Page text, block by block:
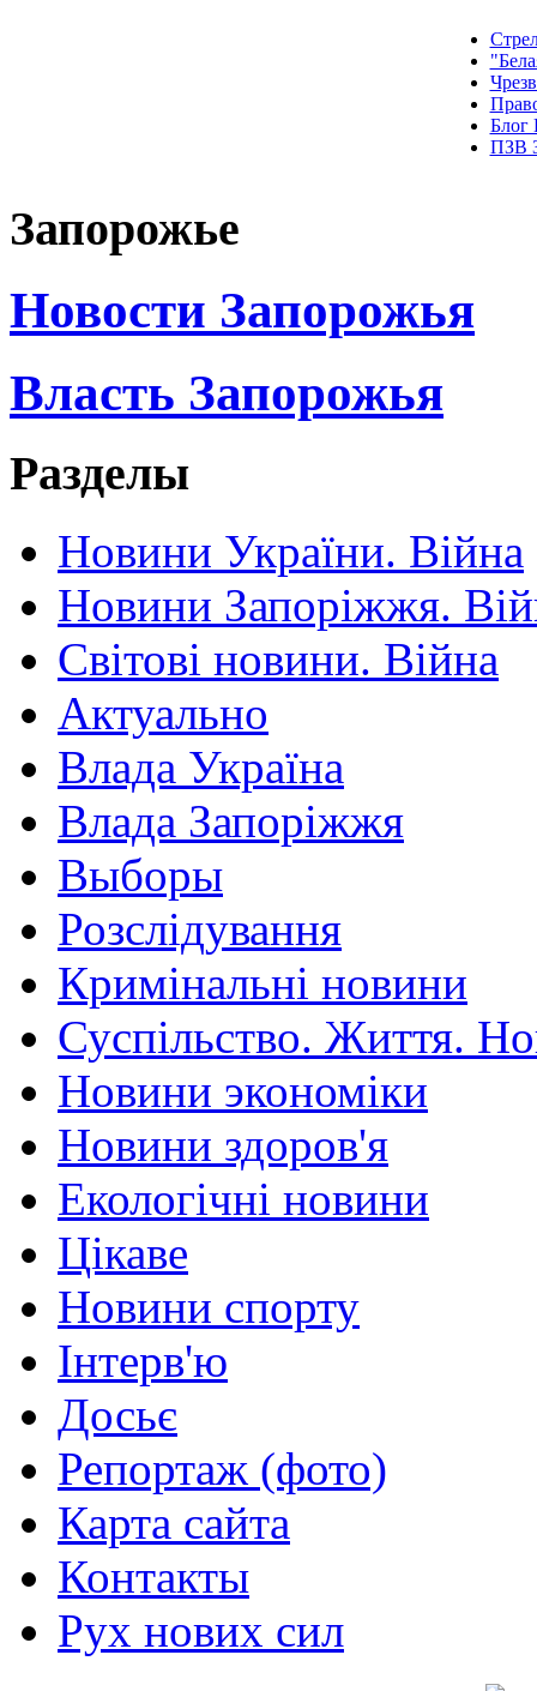
Блог
ПЗВ
Запорожье
Новости Запорожья
Власть Запорожья
Разделы
Новини України. Війна
Новини Запоріжжя.
Світові новини. Війна
Актуально
Влада Україна
Влада Запоріжжя
Выборы
Розслідування
Кримінальні новини
Суспільство. Життя.
Новини экономіки
Новини здоров'я
Екологічні новини
Цікаве
Новини спорту
Інтерв'ю
Досьє
Репортаж (фото)
Карта сайта
Контакты
Рух нових сил